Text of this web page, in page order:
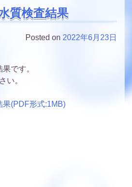
質検査結果
Posted on 2022年6月23日
です。
い。
果(PDF形式:1MB)